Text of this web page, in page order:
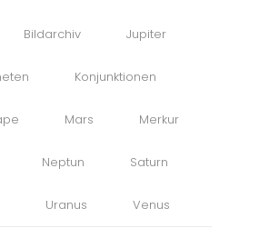
Bildarchiv Jupiter
Konjunktionen
Mars Merkur
Neptun Saturn
Uranus Venus